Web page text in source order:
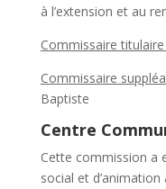
à l’extension et au
Commissaire titulaire
Commissaire
Baptiste
Centre
Cette commission a
social et